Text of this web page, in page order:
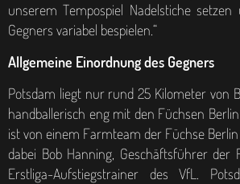
unserem Tempospiel Nadelstiche
Gegners variabel bespielen.“
Allgemeine Einordnung des Gegners
Potsdam liegt nur rund 25 Kilometer von
handballerisch eng mit den Füchsen
ist von einem Farmteam der Füchse
dabei Bob Hanning, Geschäftsführer
Erstliga-Aufstiegstrainer des VfL.